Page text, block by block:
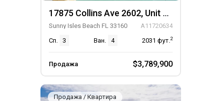
17875 Collins Ave 2602, Unit 2602
Sunny Isles Beach FL 33160
A11720634
Сп.
3 Ван. 4 2031 фут.2
Продажа $3,789,900
Продажа / Квартира